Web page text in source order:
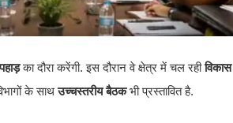
का दौरा करेंगी. इस दौरान वे क्षेत्र में चल रही
के साथउच्चस्तरीय बैठकभी प्रस्तावित है.